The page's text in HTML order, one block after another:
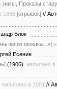
зимы, Проказы
1866 [отрывок] //
Блок
ка из окошка...»]
Есенин
(1906) , написано
, написано в 1901 //